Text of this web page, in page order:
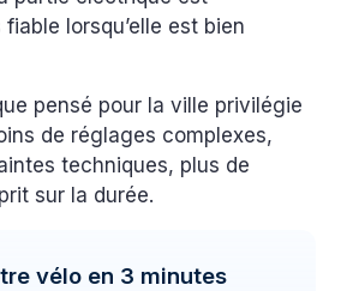
fiable lorsqu’elle est bien
pensé pour la ville privilégie
de réglages complexes,
techniques, plus de
sur la durée.
vélo en 3 minutes